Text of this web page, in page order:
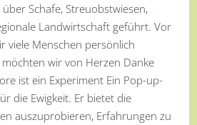
Schafe, Streuobstwiesen,
Landwirtschaft geführt. Vor
viele Menschen persönlich
wir von Herzen Danke
ist ein Experiment Ein Pop-up-
die Ewigkeit. Er bietet die
auszuprobieren, Erfahrungen zu